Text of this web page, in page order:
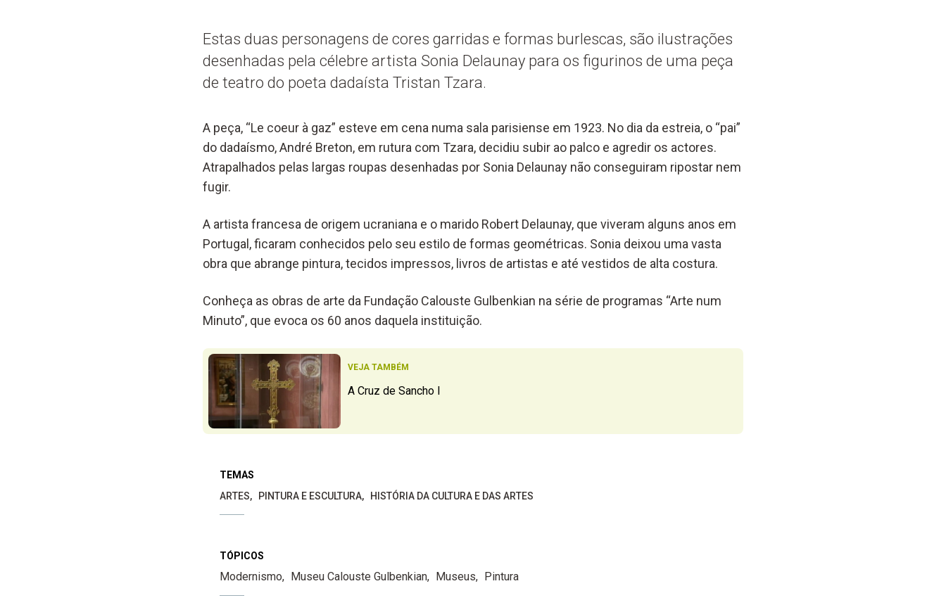
Estas duas personagens de cores garridas e formas burlescas, são ilustrações
desenhadas pela célebre artista Sonia Delaunay para os figurinos de uma peça
de teatro do poeta dadaísta Tristan Tzara.
A peça, “Le coeur à gaz” esteve em cena numa sala parisiense em 1923. No dia da estreia, o “pai”
do dadaísmo, André Breton, em rutura com Tzara, decidiu subir ao palco e agredir os actores.
Atrapalhados pelas largas roupas desenhadas por Sonia Delaunay não conseguiram ripostar nem
fugir.
A artista francesa de origem ucraniana e o marido Robert Delaunay, que viveram alguns anos em
Portugal, ficaram conhecidos pelo seu estilo de formas geométricas. Sonia deixou uma vasta
obra que abrange pintura, tecidos impressos, livros de artistas e até vestidos de alta costura.
Conheça as obras de arte da Fundação Calouste Gulbenkian na série de programas “Arte num
Minuto”, que evoca os 60 anos daquela instituição.
VEJA TAMBÉM
A Cruz de Sancho I
TEMAS
ARTES
PINTURA E ESCULTURA HISTÓRIA DA CULTURA E DAS ARTES
TÓPICOS
Modernismo Museu Calouste Gulbenkian Museus Pintura